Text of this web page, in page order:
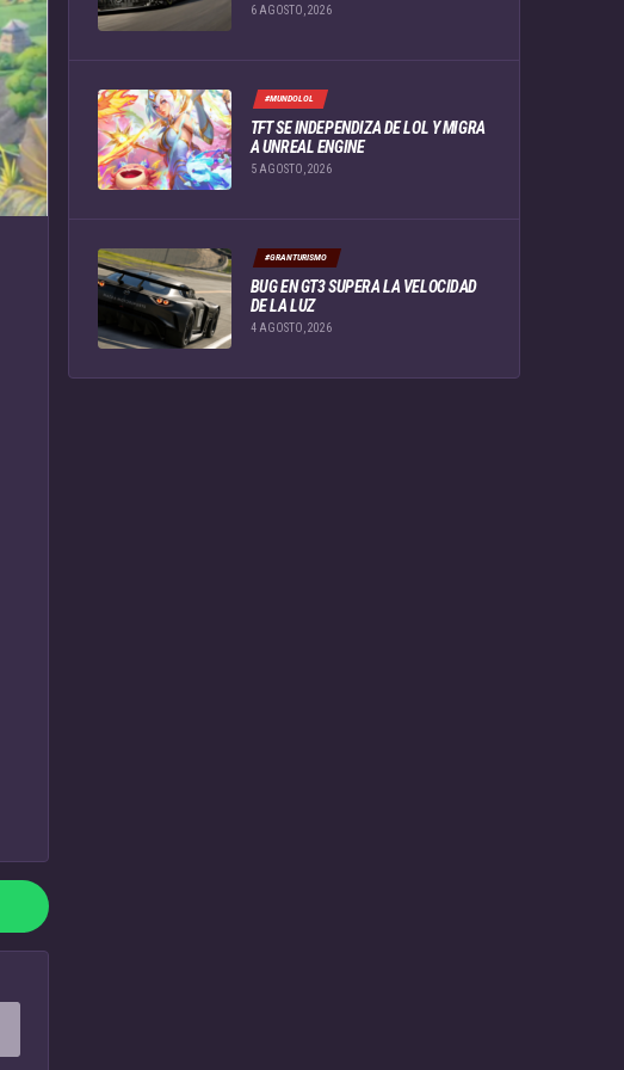
6 AGOSTO, 2026
#MUNDOLOL
TFT SE INDEPENDIZA DE LOL Y MIGRA
A UNREAL ENGINE
5 AGOSTO, 2026
#GRANTURISMO
BUG EN GT3 SUPERA LA VELOCIDAD
DE LA LUZ
4 AGOSTO, 2026